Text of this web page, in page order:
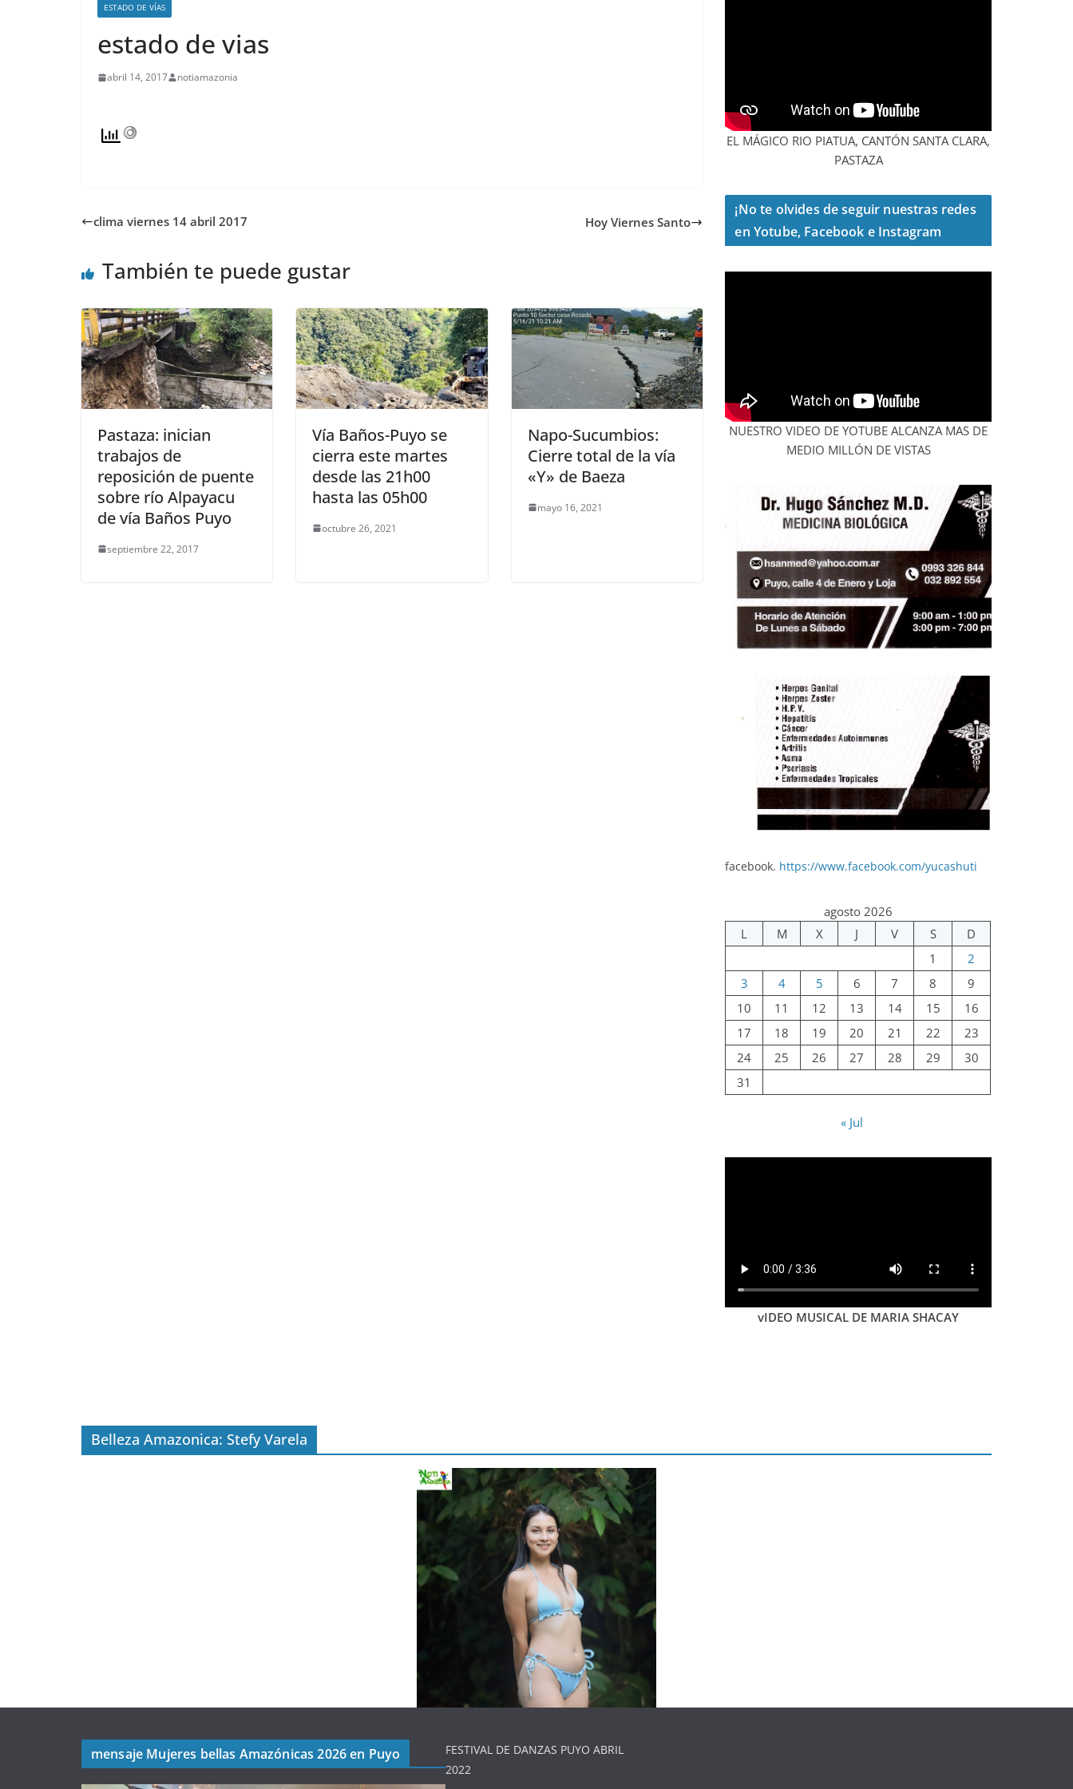
ESTADO DE VÍAS
estado de vias
abril 14, 2017 notiamazonia
clima viernes 14 abril 2017 Hoy Viernes Santo
También te puede gustar
Pastaza: inician
trabajos de
reposición de puente
sobre río Alpayacu
de vía Baños Puyo
septiembre 22, 2017
Vía Baños-Puyo se
cierra este martes
desde las 21h00
hasta las 05h00
octubre 26, 2021
Napo-Sucumbios:
Cierre total de la vía
«Y» de Baeza
mayo 16, 2021
EL MÁGICO RIO PIATUA, CANTÓN SANTA CLARA,
PASTAZA
¡No te olvides de seguir nuestras redes
en Yotube, Facebook e Instagram
NUESTRO VIDEO DE YOTUBE ALCANZA MAS DE
MEDIO MILLÓN DE VISTAS
facebook. https://www.facebook.com/yucashuti
agosto 2026
L
M X J V S
D
1
2
3
4 5 6 7 8
9
10
11 12 13 14 15
16
17
18 19 20 21 22
23
24
25 26 27 28 29
30
31
« Jul
vIDEO MUSICAL DE MARIA SHACAY
Belleza Amazonica: Stefy Varela
mensaje Mujeres bellas Amazónicas 2026 en Puyo
FESTIVAL DE DANZAS PUYO ABRIL
2022